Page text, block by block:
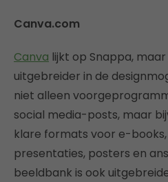
Canva.com
Canva lijkt op Snappa,
uitgebreider in de
niet alleen
social media-posts, maar
klare formats voor e-
presentaties, posters en
beeldbank is ook